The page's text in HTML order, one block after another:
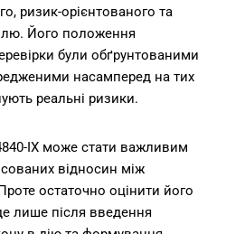
ризик-орієнтованого та
Його положення
були обґрунтованими
насамперед на тих
реальні ризики.
IX може стати важливим
відносин між
остаточно оцінити його
лише після введення